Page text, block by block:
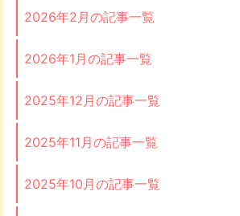
2026年2月の記事一覧
2026年1月の記事一覧
2025年12月の記事一覧
2025年11月の記事一覧
2025年10月の記事一覧